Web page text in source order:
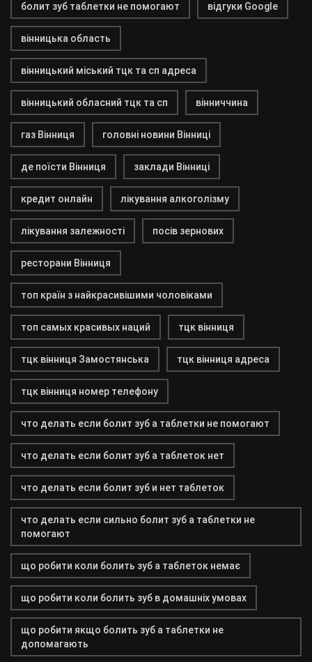
болит зуб таблетки не помогают відгуки Google
вінницька область
вінницький міський тцк та сп адреса
вінницький обласний тцк та сп вінниччина
газ Вінниця головні новини Вінниці
де поїсти Вінниця заклади Вінниці
кредит онлайн лікування алкоголізму
лікування залежності посів зернових
ресторани Вінниця
топ країн з найкрасивішими чоловіками
топ самых красивых наций тцк вінниця
тцк вінниця Замостянська тцк вінниця адреса
тцк вінниця номер телефону
что делать если болит зуб а таблетки не помогают
что делать если болит зуб а таблеток нет
что делать если болит зуб и нет таблеток
что делать если сильно болит зуб а таблетки не
помогают
що робити коли болить зуб а таблеток немає
що робити коли болить зуб в домашніх умовах
що робити якщо болить зуб а таблетки не
допомагають